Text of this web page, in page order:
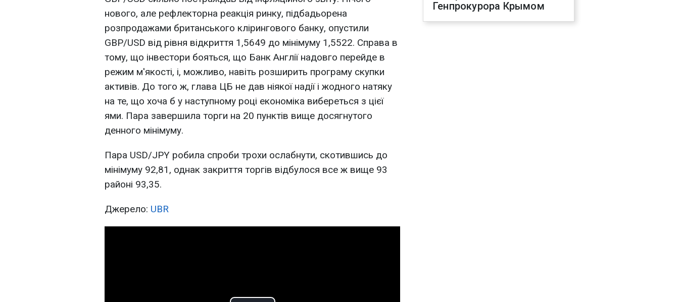
нового, але рефлекторна реакція ринку, підбадьорена
розпродажами британського клірингового банку, опустили
GBP/USD від рівня відкриття 1,5649 до мінімуму 1,5522. Справа в
тому, що інвестори бояться, що Банк Англії надовго перейде в
режим м'якості, і, можливо, навіть розширить програму скупки
активів. До того ж, глава ЦБ не дав ніякої надії і жодного натяку
на те, що хоча б у наступному році економіка вибереться з цієї
ями. Пара завершила торги на 20 пунктів вище досягнутого
денного мінімуму.
Пара USD/JPY робила спроби трохи ослабнути, скотившись до
мінімуму 92,81, однак закриття торгів відбулося все ж вище 93
районі 93,35.
Джерело: UBR
Генпрокурора Крымом